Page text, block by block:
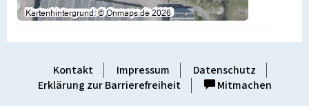
Kontakt Impressum
Datenschutz
Erklärung zur Barrierefreiheit
Mitmachen